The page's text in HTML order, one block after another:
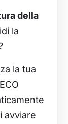
della
la
la tua
avviare